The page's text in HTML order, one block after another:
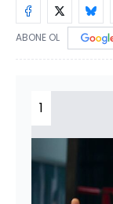
ABONE OL
1